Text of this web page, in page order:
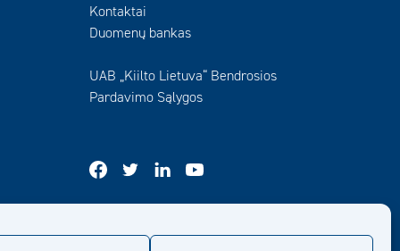
Kontaktai
Duomenų bankas
UAB „Kiilto Lietuva“ Bendrosios
Pardavimo Sąlygos
facebooktwitter linkedinyoutube